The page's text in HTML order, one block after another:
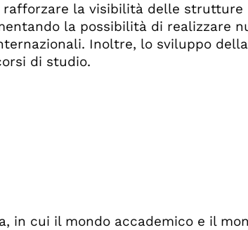
rafforzare la visibilità delle strutture
la possibilità di realizzare
Inoltre, lo sviluppo della
di studio.
in cui il mondo accademico e il